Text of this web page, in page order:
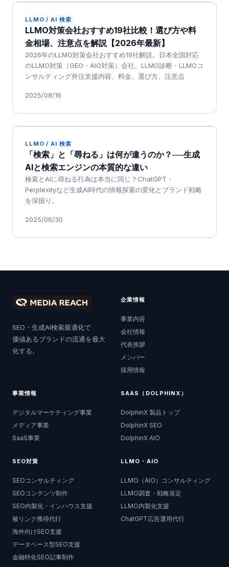
LLMO / AI 検索
LLMO対策会社おすすめ19社比較！選び方や料
金相場、注意点を解説【2026年最新】
2026年のLLMO対策会社おすすめ19社解説。日本全国対応
のLLMO対策（GEO・AIO対策）会社。LLMO診断・LLMOコ
ンサルティング外注支援内容、料金、選び方、注意点
2025/08/16
LLMO / AI 検索
「検索」と「尋ねる」は何が違うのか？──生成
AIと検索エンジンの本質的な違い
検索とAIに尋ねる行為は本当に同じ？ChatGPT・
Perplexityなど生成AI時代の情報探索の変化とブランド戦略
を深掘り。
2025/06/30
SEO・生成AI検索最適化で
価値あるブランドの流通を最大
化する。
企業情報
事業内容
会社情報
代表挨拶
メンバー
採用情報
事業情報
デジタルマーケティング事業
メディア事業
SaaS事業
SAAS（DOLPHINX）
DolphinX 製品トップ
DolphinX SEO
DolphinX AIO
SEO対策
SEOコンサルティング
SEOコンテンツ制作
SEO内製化・インハウス支援
被リンク獲得代行
海外向けSEO支援
データベース型SEO支援
金融特化SEO記事制作
LLMO・AIO
LLMO（AIO）コンサルティング
LLMO調査・戦略策定
LLMO内製化支援
ChatGPT広告運用代行